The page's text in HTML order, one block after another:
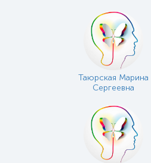
Таюрская Марина
Сергеевна